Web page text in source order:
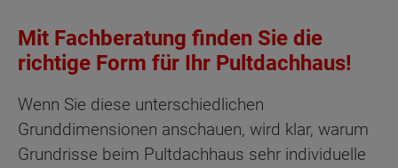
Mit Fachberatung finden Sie die
richtige Form für Ihr Pultdachhaus!
Wenn Sie diese unterschiedlichen
Grunddimensionen anschauen, wird klar, warum
Grundrisse beim Pultdachhaus sehr individuelle